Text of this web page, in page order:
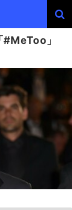
」